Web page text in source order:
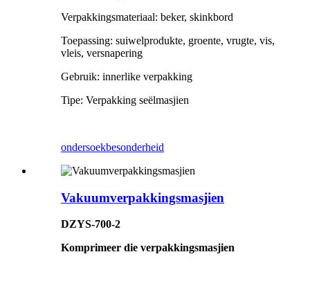
Verpakkingsmateriaal: beker, skinkbord
Toepassing: suiwelprodukte, groente, vrugte, vis,
vleis, versnapering
Gebruik: innerlike verpakking
Tipe: Verpakking seëlmasjien
ondersoekbesonderheid
Vakuumverpakkingsmasjien
DZYS-700-2
Komprimeer die verpakkingsmasjien